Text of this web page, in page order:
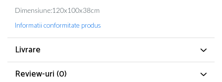
Dimensiune:120x100x38cm
Informatii conformitate produs
Livrare
Review-uri (0)